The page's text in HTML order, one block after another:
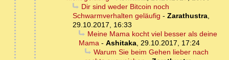
Dir sind weder Bitcoin noch
Schwarmverhalten geläufig - Zarathustra,
29.10.2017, 16:33
Meine Mama kocht viel besser als deine
Mama - Ashitaka, 29.10.2017, 17:24
Warum Sie beim Gehen lieber nach